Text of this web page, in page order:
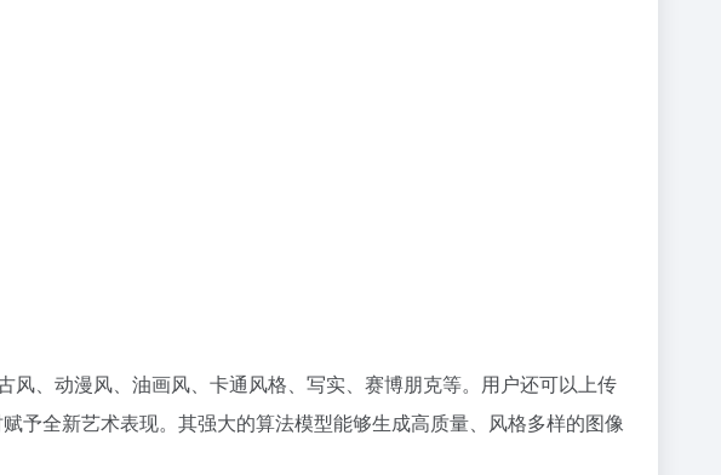
风、动漫风、油画风、卡通风格、写实、赛博朋克等。用户还可以上传
予全新艺术表现。其强大的算法模型能够生成高质量、风格多样的图像